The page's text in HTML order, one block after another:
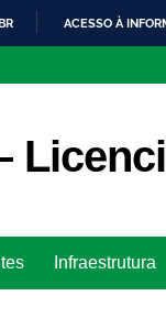
ACESSO À
Infraestrutura